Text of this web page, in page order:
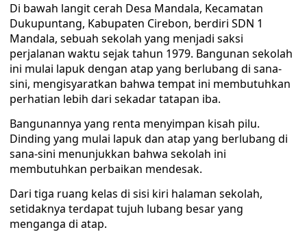
Di bawah langit cerah Desa Mandala, Kecamatan
Dukupuntang, Kabupaten Cirebon, berdiri SDN 1
Mandala, sebuah sekolah yang menjadi saksi
perjalanan waktu sejak tahun 1979. Bangunan sekolah
ini mulai lapuk dengan atap yang berlubang di sana-
sini, mengisyaratkan bahwa tempat ini membutuhkan
perhatian lebih dari sekadar tatapan iba.
Bangunannya yang renta menyimpan kisah pilu.
Dinding yang mulai lapuk dan atap yang berlubang di
sana-sini menunjukkan bahwa sekolah ini
membutuhkan perbaikan mendesak.
Dari tiga ruang kelas di sisi kiri halaman sekolah,
setidaknya terdapat tujuh lubang besar yang
menganga di atap.